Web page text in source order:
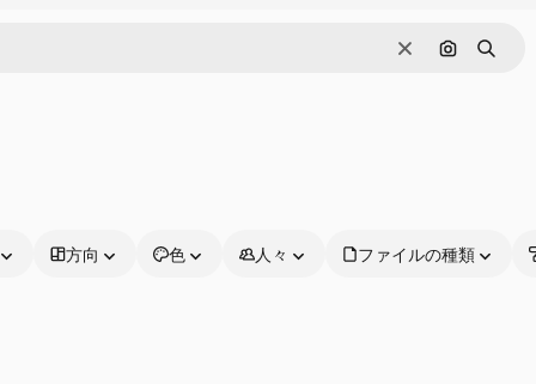
消去 画像で検索
検索
方向 色 人々 ファイルの種類